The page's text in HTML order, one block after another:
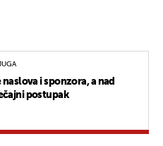
naslova i sponzora, a nad
postupak